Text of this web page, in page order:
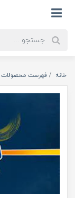
خانه فهرست محصولات